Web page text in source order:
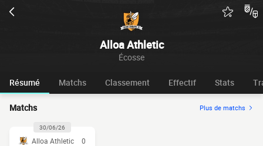
Alloa Athletic
Écosse
Résumé Matchs Classement Effectif Stats
Matchs Plus de matchs
30/06/26
Alloa Athletic
0